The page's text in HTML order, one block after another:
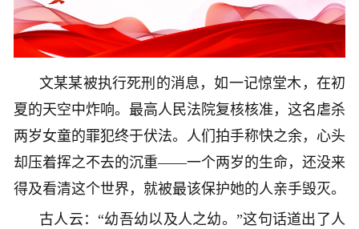
文某某被执行死刑的消息，如一记惊堂木，在初
夏的天空中炸响。最高人民法院复核核准，这名虐杀
两岁女童的罪犯终于伏法。人们拍手称快之余，心头
却压着挥之不去的沉重——一个两岁的生命，还没来
得及看清这个世界，就被最该保护她的人亲手毁灭。
古人云：“幼吾幼以及人之幼。”这句话道出了人